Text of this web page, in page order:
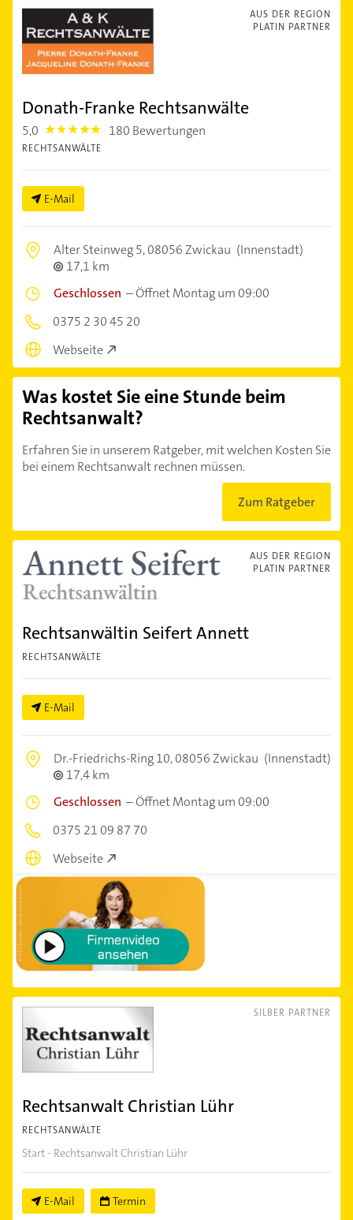
AUS DER REGION
PLATIN PARTNER
Donath-Franke Rechtsanwälte
5,0 5.0 180 Bewertungen
RECHTSANWÄLTE
E-Mail
Alter Steinweg 5,08056 Zwickau (Innenstadt)
17,1 km
Geschlossen –Öffnet Montag um 09:00
0375 2 30 45 20
Webseite
Was kostet Sie eine Stunde beim
Rechtsanwalt?
Erfahren Sie in unserem Ratgeber, mit welchen Kosten Sie
bei einem Rechtsanwalt rechnen müssen.
Zum Ratgeber
AUS DER REGION
PLATIN PARTNER
Rechtsanwältin Seifert Annett
RECHTSANWÄLTE
E-Mail
Dr.-Friedrichs-Ring 10,08056 Zwickau (Innenstadt)
17,4 km
Geschlossen –Öffnet Montag um 09:00
0375 21 09 87 70
Webseite
SILBER PARTNER
Rechtsanwalt Christian Lühr
RECHTSANWÄLTE
Start - Rechtsanwalt Christian Lühr
E-Mail Termin